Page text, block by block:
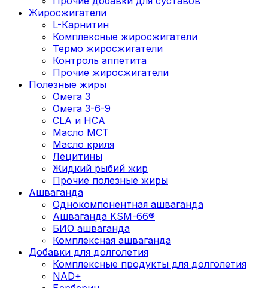
Жиросжигатели
L-Карнитин
Комплексные жиросжигатели
Термо жиросжигатели
Контроль аппетита
Прочие жиросжигатели
Полезные жиры
Омега 3
Омега 3-6-9
CLA и HCA
Масло МСТ
Масло криля
Лецитины
Жидкий рыбий жир
Прочие полезные жиры
Ашваганда
Однокомпонентная ашваганда
Ашваганда KSM-66®
БИО ашваганда
Комплексная ашваганда
Добавки для долголетия
Комплексные продукты для долголетия
NAD+